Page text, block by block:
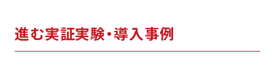
進む実証実験・導入事例